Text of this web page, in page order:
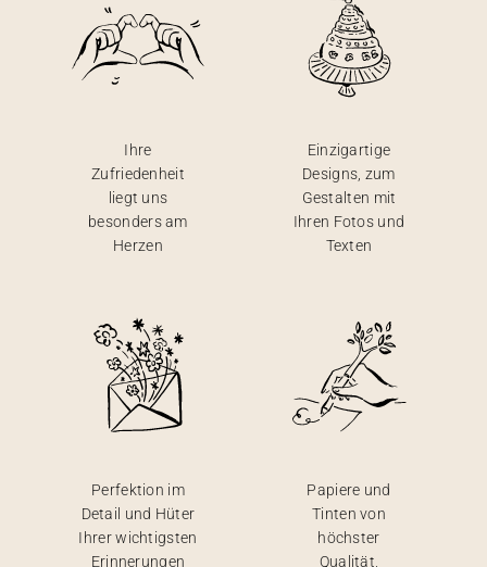
Ihre
Zufriedenheit
liegt uns
besonders am
Herzen
Einzigartige
Designs, zum
Gestalten mit
Ihren Fotos und
Texten
Perfektion im
Detail und Hüter
Ihrer wichtigsten
Erinnerungen
Papiere und
Tinten von
höchster
Qualität,